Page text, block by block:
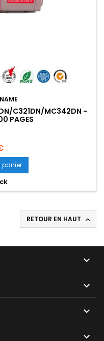
C321DN/MC342DN -
PAGES
panier
RETOUR EN HAUT 



